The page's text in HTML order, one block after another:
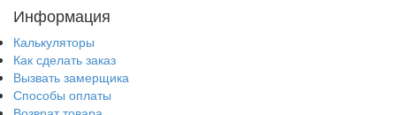
Информация
Калькуляторы
Как сделать заказ
Вызвать замерщика
Способы оплаты